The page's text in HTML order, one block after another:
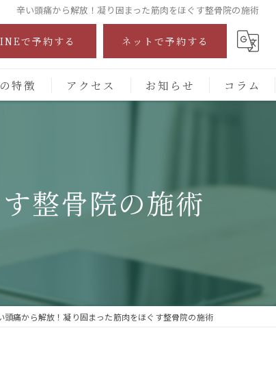
辛い頭痛から解放！凝り固まった筋肉をほぐす整骨院の施術
で予約する ネットで予約する
特徴 アクセス お知らせ コラム
整骨院の施術
頭痛から解放！凝り固まった筋肉をほぐす整骨院の施術